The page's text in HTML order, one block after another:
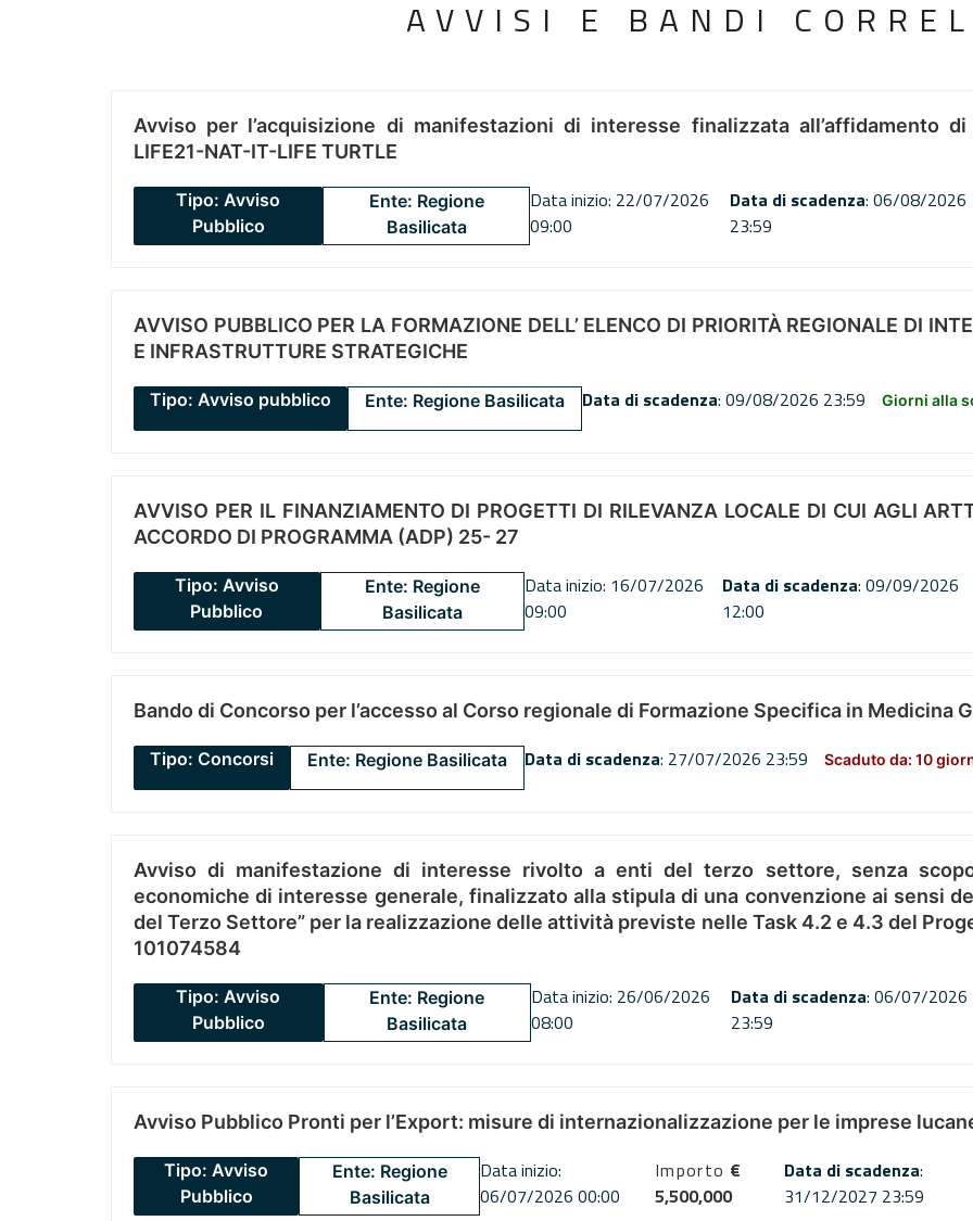
AVVISI E BANDI
Avviso per l’acquisizione di manifestazioni di interesse finalizzata all’affidamento
LIFE21-NAT-IT-LIFE TURTLE
Tipo: Avviso
Pubblico
Ente: Regione
Basilicata
Data inizio: 22/07/2026
09:00
Data di scadenza: 06/08/2026
23:59
AVVISO PUBBLICO PER LA FORMAZIONE DELL’ ELENCO DI PRIORITÀ REGIONALE DI
E INFRASTRUTTURE STRATEGICHE
Tipo: Avviso pubblico Ente: Regione Basilicata Data di scadenza: 09/08/2026 23:59 Giorni alla
AVVISO PER IL FINANZIAMENTO DI PROGETTI DI RILEVANZA LOCALE DI CUI AGLI
ACCORDO DI PROGRAMMA (ADP) 25- 27
Tipo: Avviso
Pubblico
Ente: Regione
Basilicata
Data inizio: 16/07/2026
09:00
Data di scadenza: 09/09/2026
12:00
Bando di Concorso per l’accesso al Corso regionale di Formazione Specifica in Medicina
Tipo: Concorsi Ente: Regione Basilicata Data di scadenza: 27/07/2026 23:59 Scaduto da: 10
Avviso di manifestazione di interesse rivolto a enti del terzo settore, senza
economiche di interesse generale, finalizzato alla stipula di una convenzione ai sensi
del Terzo Settore” per la realizzazione delle attività previste nelle Task 4.2 e 4.3 del
101074584
Tipo: Avviso
Pubblico
Ente: Regione
Basilicata
Data inizio: 26/06/2026
08:00
Data di scadenza: 06/07/2026
23:59
Avviso Pubblico Pronti per l’Export: misure di internazionalizzazione per le imprese
Tipo: Avviso
Pubblico
Ente: Regione
Basilicata
Data inizio:
06/07/2026 00:00
Importo €
5,500,000
Data di scadenza:
31/12/2027 23:59